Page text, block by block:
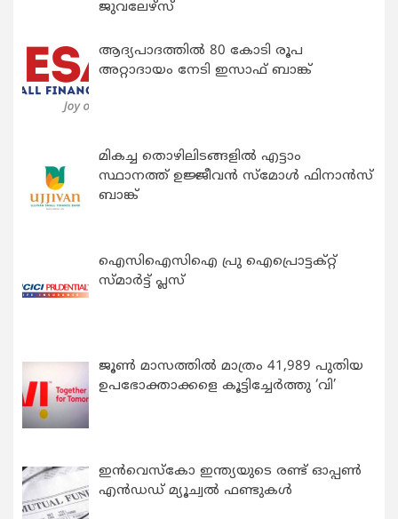
ജുവലേഴ്‌സ്
ആദ്യപാദത്തിൽ 80 കോടി രൂപ
അറ്റാദായം നേടി ഇസാഫ് ബാങ്ക്
മികച്ച തൊഴിലിടങ്ങളിൽ എട്ടാം
സ്ഥാനത്ത് ഉജ്ജീവൻ സ്മോൾ ഫിനാൻസ്
ബാങ്ക്
ഐസിഐസിഐ പ്രു ഐപ്രൊട്ടക്റ്റ്
സ്മാർട്ട് പ്ലസ്
ജൂൺ മാസത്തിൽ മാത്രം 41,989 പുതിയ
ഉപഭോക്താക്കളെ കൂട്ടിച്ചേർത്തു ‘വി’
ഇന്‍വെസ്കോ ഇന്ത്യയുടെ രണ്ട് ഓപ്പണ്‍
എന്‍ഡഡ് മ്യൂച്വല്‍ ഫണ്ടുകള്‍